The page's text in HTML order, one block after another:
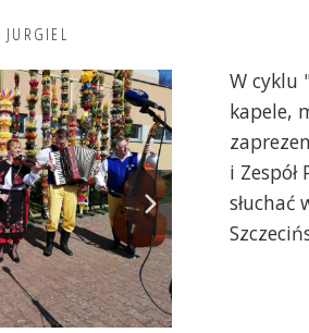
JURGIEL
W cyklu
kapele,
i